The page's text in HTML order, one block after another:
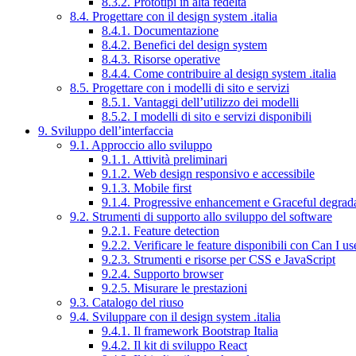
8.4. Progettare con il design system .italia
8.4.1. Documentazione
8.4.2. Benefici del design system
8.4.3. Risorse operative
8.4.4. Come contribuire al design system .italia
8.5. Progettare con i modelli di sito e servizi
8.5.1. Vantaggi dell’utilizzo dei modelli
8.5.2. I modelli di sito e servizi disponibili
9. Sviluppo dell’interfaccia
9.1. Approccio allo sviluppo
9.1.1. Attività preliminari
9.1.2. Web design responsivo e accessibile
9.1.3. Mobile first
9.1.4. Progressive enhancement e Graceful
9.2. Strumenti di supporto allo sviluppo del software
9.2.1. Feature detection
9.2.2. Verificare le feature disponibili con Can I
9.2.3. Strumenti e risorse per CSS e JavaScript
9.2.4. Supporto browser
9.2.5. Misurare le prestazioni
9.3. Catalogo del riuso
9.4. Sviluppare con il design system .italia
9.4.1. Il framework Bootstrap Italia
9.4.2. Il kit di sviluppo React